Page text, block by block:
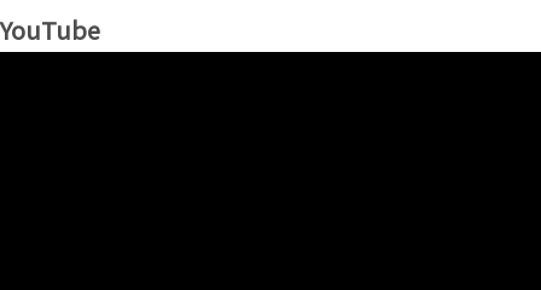
YouTube